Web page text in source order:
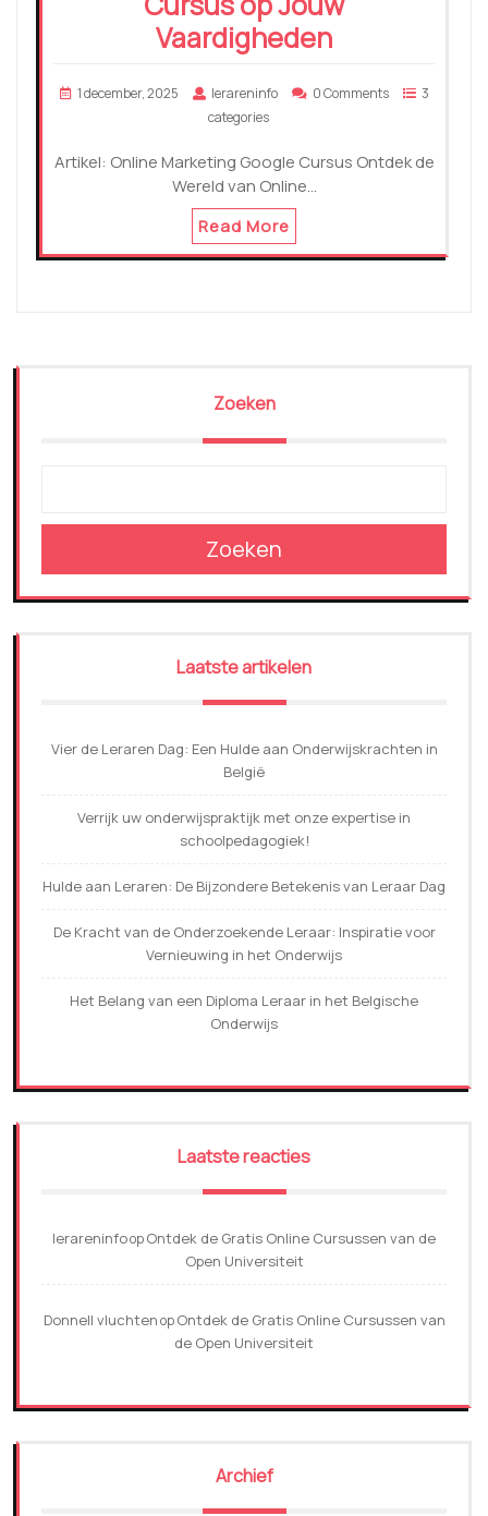
Vaardigheden
1 december, 2025 lerareninfo 0 Comments
3
categories
Artikel: Online Marketing Google Cursus Ontdek de
Wereld van Online…
Read More
Zoeken
Zoeken
Laatste artikelen
Vier de Leraren Dag: Een Hulde aan Onderwijskrachten in
België
Verrijk uw onderwijspraktijk met onze expertise in
schoolpedagogiek!
Hulde aan Leraren: De Bijzondere Betekenis van Leraar Dag
De Kracht van de Onderzoekende Leraar: Inspiratie voor
Vernieuwing in het Onderwijs
Het Belang van een Diploma Leraar in het Belgische
Onderwijs
Laatste reacties
lerareninfoopOntdek de Gratis Online Cursussen van de
Open Universiteit
Donnell vluchtenopOntdek de Gratis Online Cursussen van
de Open Universiteit
Archief